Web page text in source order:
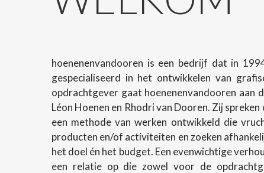
hoenenenvandooren is een bedrijf dat in
gespecialiseerd in het ontwikkelen van
opdrachtgever gaat hoenenenvandooren aan
Léon Hoenen en Rhodri van Dooren. Zij
een methode van werken ontwikkeld die
producten en/of activiteiten en zoeken
het doel én het budget. Een evenwichtige
een relatie op die zowel voor de